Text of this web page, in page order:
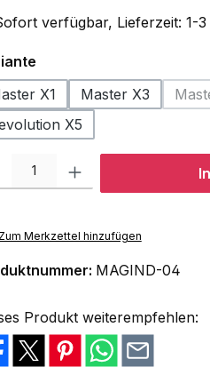
verfügbar, Lieferzeit: 1-3
auswählen
X1
Master X3
X5
Anzahl: Gib den
Zum Merkzettel hinzufügen
MAGIND-04
Produkt weiterempfehlen: